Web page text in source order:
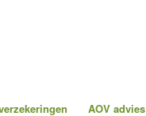
AOV advies